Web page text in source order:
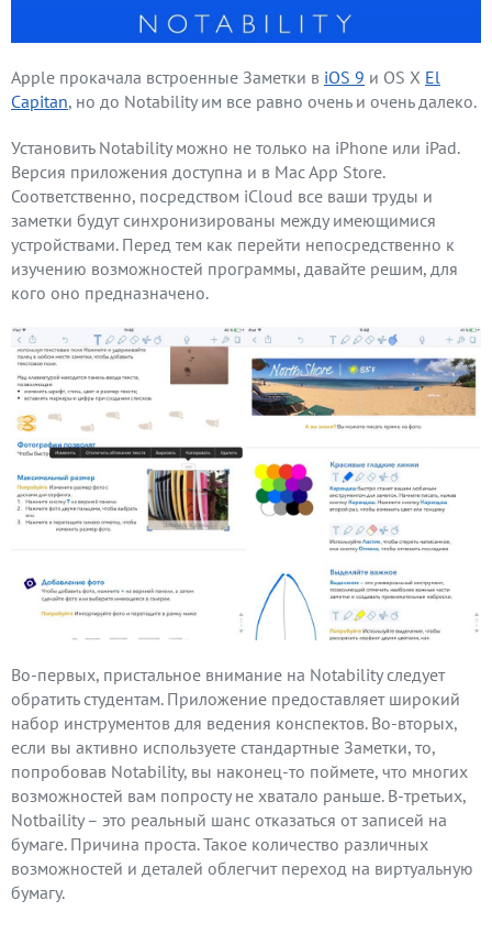
Apple прокачала встроенные Заметки в iOS 9 и OS X El
Capitan, но до Notability им все равно очень и очень далеко.
Установить Notability можно не только на iPhone или iPad.
Версия приложения доступна и в Mac App Store.
Соответственно, посредством iCloud все ваши труды и
заметки будут синхронизированы между имеющимися
устройствами. Перед тем как перейти непосредственно к
изучению возможностей программы, давайте решим, для
кого оно предназначено.
Во-первых, пристальное внимание на Notability следует
обратить студентам. Приложение предоставляет широкий
набор инструментов для ведения конспектов. Во-вторых,
если вы активно используете стандартные Заметки, то,
попробовав Notability, вы наконец-то поймете, что многих
возможностей вам попросту не хватало раньше. В-третьих,
Notbaility – это реальный шанс отказаться от записей на
бумаге. Причина проста. Такое количество различных
возможностей и деталей облегчит переход на виртуальную
бумагу.